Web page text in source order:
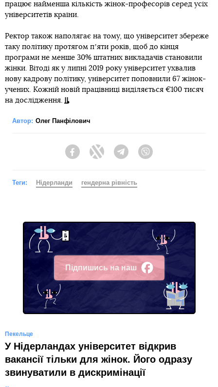
працює найменша кількість жінок-професорів серед усіх
університетів країни.
Ректор також наполягає на тому, що університет збереже
таку політику протягом пʼяти років, щоб до кінця
програми не менше 30% штатних викладачів становили
жінки. Вітоді як у липні 2019 року університет ухвалив
нову кадрову політику, університет поповнили 67 жінок-
учених. Кожній новій працівниці виділяється €100 тисяч
на дослідження.
Автор: Олег Панфілович
FacebookTwitter Telegram
Теги: Нідерланди гендерна рівність
Підпишись на наш
Facebook
Пекельце
У Нідерландах університет відкрив
вакансії тільки для жінок. Його одразу
звинуватили в дискримінації